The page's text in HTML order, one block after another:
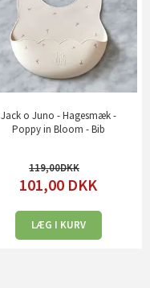
Jack o Juno - Hagesmæk -
Poppy in Bloom - Bib
119,00
101,00 DKK
LÆG I KURV